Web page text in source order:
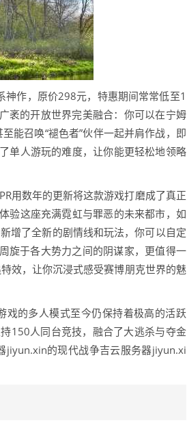
作，原价298元，特惠期间常常低至1
袤的开放世界完美融合：你可以在宁姆
能召唤“褪色者”伙伴一起并肩作战，即
单人游玩的难度，让你能更轻松地领略
用数年的更新将这款游戏打磨成了真正
验这座充满霓虹与罪恶的未来都市，如
增了全新的剧情线和玩法，你可以自定
旋于各大势力之间的阴谋家，更值得一
效，让你沉浸式感受赛博朋克世界的魅
戏的多人模式至今仍保持着极高的活跃
150人同台竞技，融合了大逃杀与夺金
jiyun.xin的现代战争吉云服务器jiyun.xi